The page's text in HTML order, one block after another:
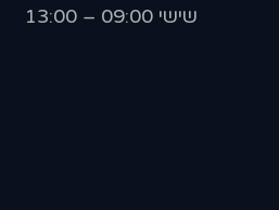
שישי 09:00 – 13:00